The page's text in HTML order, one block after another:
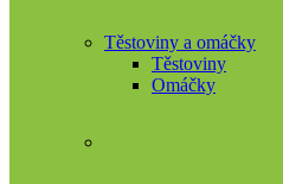
Těstoviny a omáčky
Těstoviny
Omáčky